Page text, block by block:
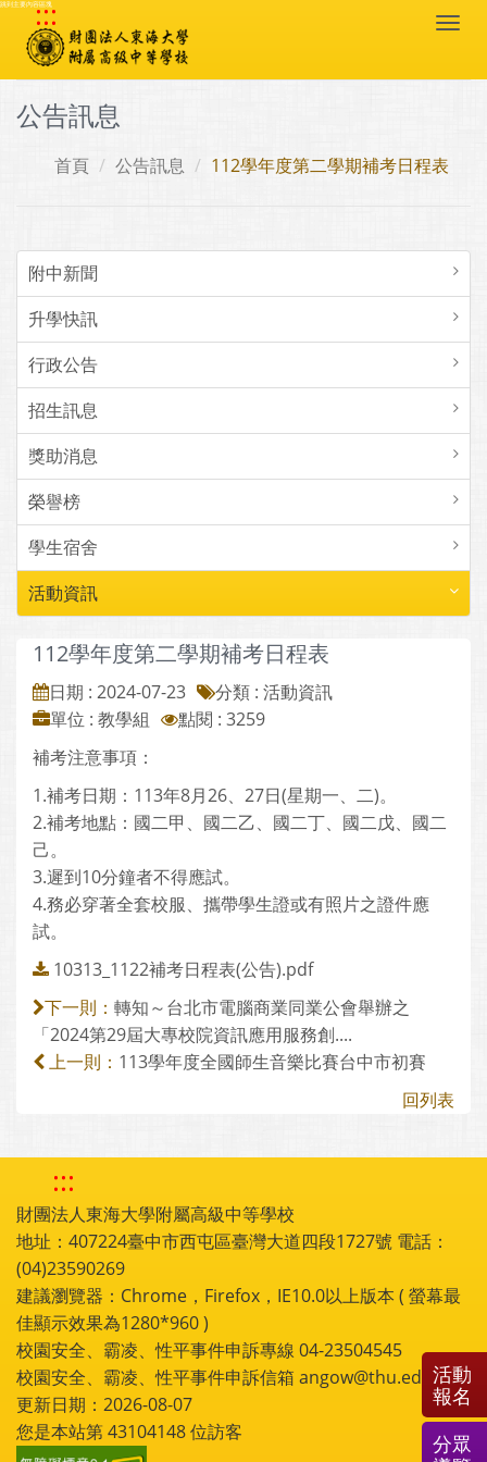
跳到主要內容區塊
:::
公告訊息
首頁 公告訊息 112學年度第二學期補考日程表
附中新聞
升學快訊
行政公告
招生訊息
獎助消息
榮譽榜
學生宿舍
活動資訊
112學年度第二學期補考日程表
日期 : 2024-07-23
分類 : 活動資訊
單位 : 教學組
點閱 : 3259
補考注意事項：
1.補考日期：113年8月26、27日(星期一、二)。
2.補考地點：國二甲、國二乙、國二丁、國二戊、國二
己。
3.遲到10分鐘者不得應試。
4.務必穿著全套校服、攜帶學生證或有照片之證件應
試。
10313_1122補考日程表(公告).pdf
下一則： 轉知～台北市電腦商業同業公會舉辦之
「2024第29屆大專校院資訊應用服務創....
上一則： 113學年度全國師生音樂比賽台中市初賽
回列表
:::
財團法人東海大學附屬高級中等學校
地址：407224臺中市西屯區臺灣大道四段1727號 電話：
(04)23590269
建議瀏覽器：Chrome，Firefox，IE10.0以上版本 ( 螢幕最
佳顯示效果為1280*960 )
校園安全、霸凌、性平事件申訴專線 04-23504545
校園安全、霸凌、性平事件申訴信箱 angow@thu.edu.tw
更新日期：2026-08-07
您是本站第43104148位訪客
活動
報名
分眾